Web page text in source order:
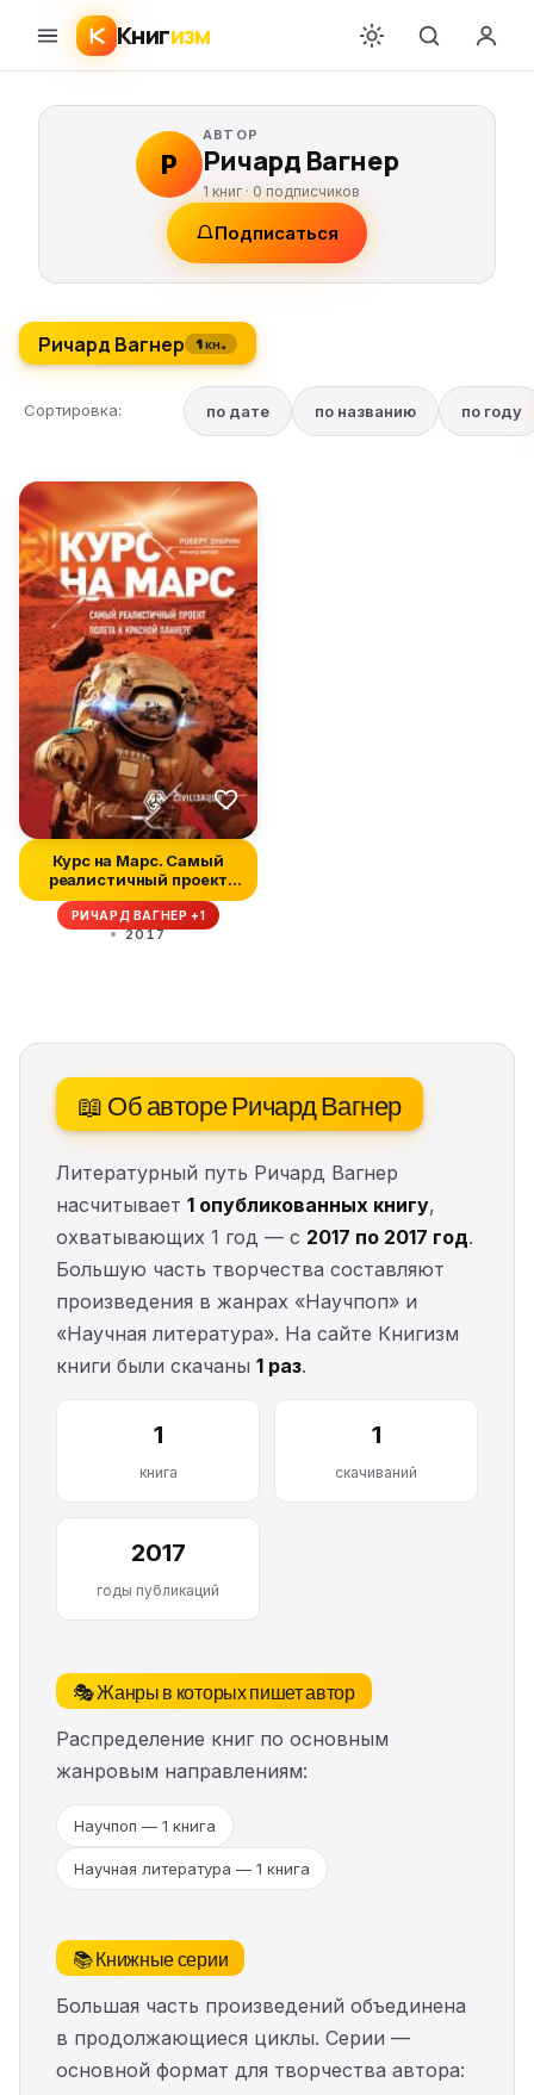
Книгизм
Р
АВТОР
Ричард Вагнер
1 книг · 0 подписчиков
Подписаться
Ричард Вагнер 1 кн.
Сортировка: по дате по названию по году
Курс на Марс. Самый
реалистичный проект
полета к К...
РИЧАРД ВАГНЕР +1
2017
📖 Об авторе Ричард Вагнер
Литературный путь Ричард Вагнер
насчитывает 1 опубликованных книгу,
охватывающих 1 год — с 2017 по 2017 год.
Большую часть творчества составляют
произведения в жанрах «Научпоп» и
«Научная литература». На сайте Книгизм
книги были скачаны 1 раз.
1
книга
1
скачиваний
2017
годы публикаций
🎭 Жанры в которых пишет автор
Распределение книг по основным
жанровым направлениям:
Научпоп — 1 книга
Научная литература — 1 книга
📚 Книжные серии
Большая часть произведений объединена
в продолжающиеся циклы. Серии —
основной формат для творчества автора: